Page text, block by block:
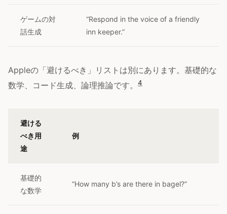
ゲームの対
話生成
“Respond in the voice of a friendly
inn keeper.”
Appleの「避けるべき」リストは別にあります。基礎的な
数学、コード生成、論理推論です。
4
避ける
べき用
途
例
基礎的
な数学
“How many b’s are there in bagel?”